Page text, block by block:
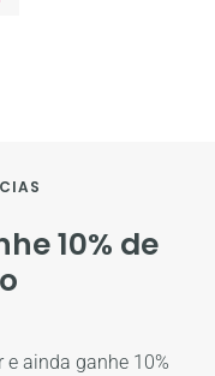
10% de
e ainda ganhe 10%